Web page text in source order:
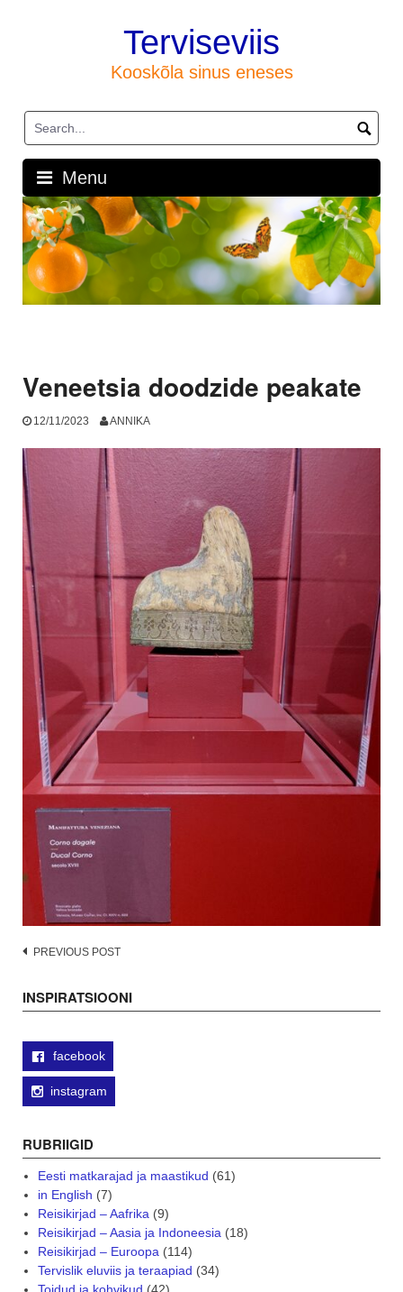
Terviseviis
Kooskõla sinus eneses
Menu
Veneetsia doodzide peakate
12/11/2023 ANNIKA
Post
PREVIOUS POST
INSPIRATSIOONI
facebook
instagram
RUBRIIGID
Eesti matkarajad ja maastikud (61)
in English (7)
Reisikirjad – Aafrika(9)
Reisikirjad – Aasia ja Indoneesia(18)
Reisikirjad – Euroopa(114)
Tervislik eluviis ja teraapiad (34)